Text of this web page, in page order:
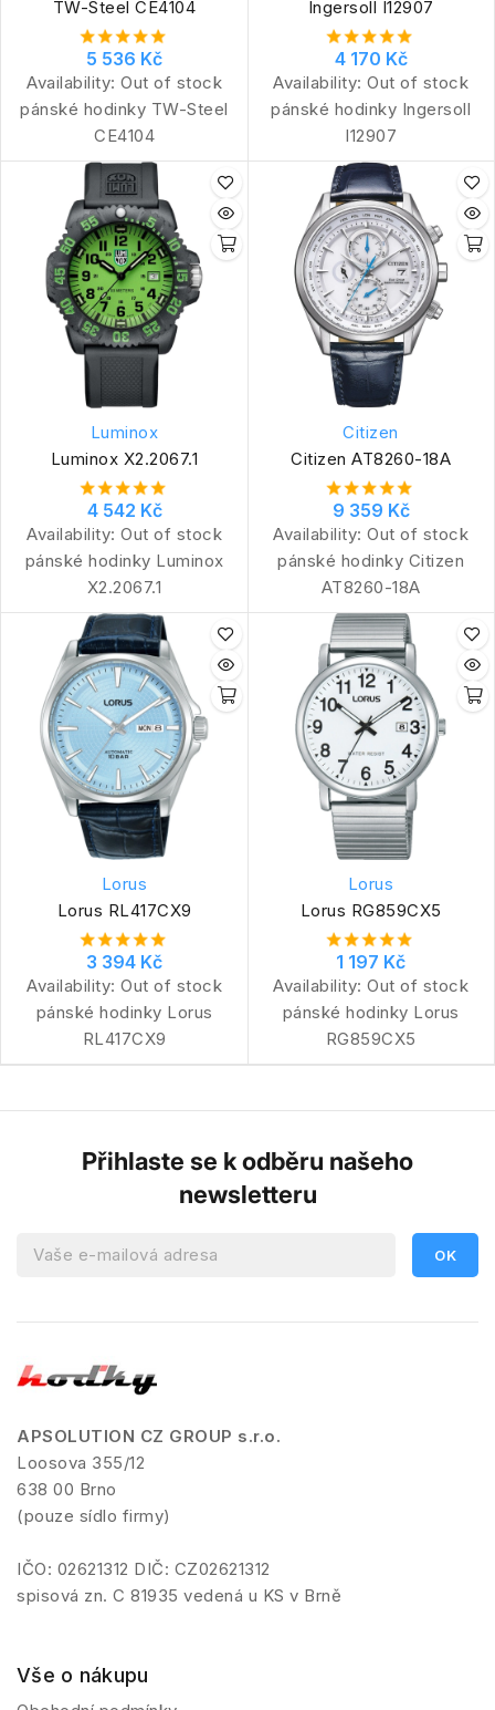
TW-Steel CE4104
5 536 Kč
Availability: Out of stock
pánské hodinky TW-Steel
CE4104
Ingersoll I12907
4 170 Kč
Availability: Out of stock
pánské hodinky Ingersoll
I12907
Luminox
Luminox X2.2067.1
4 542 Kč
Availability: Out of stock
pánské hodinky Luminox
X2.2067.1
Citizen
Citizen AT8260-18A
9 359 Kč
Availability: Out of stock
pánské hodinky Citizen
AT8260-18A
Lorus
Lorus RL417CX9
3 394 Kč
Availability: Out of stock
pánské hodinky Lorus
RL417CX9
Lorus
Lorus RG859CX5
1 197 Kč
Availability: Out of stock
pánské hodinky Lorus
RG859CX5
Přihlaste se k odběru našeho
newsletteru
APSOLUTION CZ GROUP s.r.o.
Loosova 355/12
638 00 Brno
(pouze sídlo firmy)
IČO: 02621312 DIČ: CZ02621312
spisová zn. C 81935 vedená u KS v Brně
Vše o nákupu